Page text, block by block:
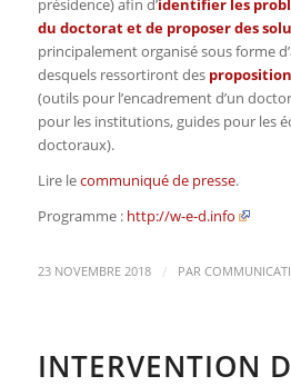
présidence) afin d’identifier les
du doctorat et de proposer des
principalement organisé sous forme
desquels ressortiront des
(outils pour l’encadrement d’un
pour les institutions, guides pour les
doctoraux).
Lire lecommuniqué de presse.
Programme : http://w-e-d.info
23 NOVEMBRE 2018 / PAR
INTERVENTION